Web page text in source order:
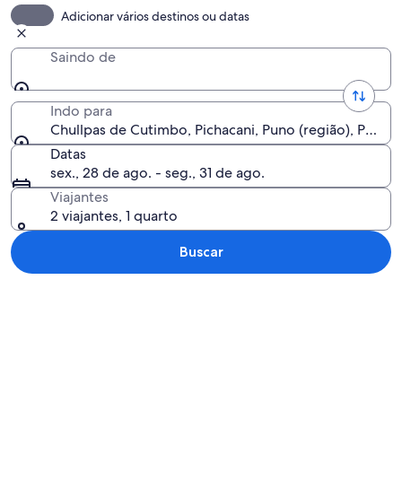
Adicionar vários destinos ou datas
Saindo de
Indo para
Chullpas de Cutimbo, Pichacani, Puno (região), Peru
Datas
sex., 28 de ago. - seg., 31 de ago.
Viajantes
2 viajantes, 1 quarto
Buscar